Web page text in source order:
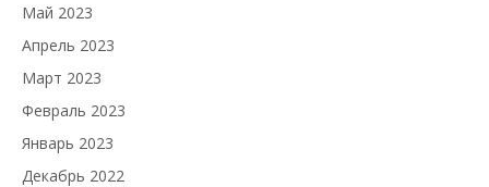
Май 2023
Апрель 2023
Март 2023
Февраль 2023
Январь 2023
Декабрь 2022